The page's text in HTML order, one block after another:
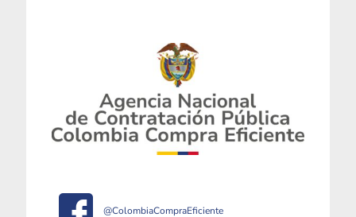
@ColombiaCompraEficiente